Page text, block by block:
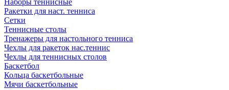
Наборы теннисные
Ракетки для наст. тенниса
Сетки
Теннисные столы
Тренажеры для настольного тенниса
Чехлы для ракеток нас.теннис
Чехлы для теннисных столов
Баскетбол
Кольца баскетбольные
Мячи баскетбольные